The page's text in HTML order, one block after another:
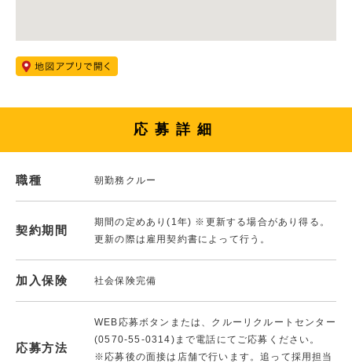
応募詳細
職種 朝勤務クルー
契約期間
期間の定めあり(1年) ※更新する場合があり得る。
更新の際は雇用契約書によって行う。
加入保険 社会保険完備
応募方法
WEB応募ボタンまたは、クルーリクルートセンター
(0570-55-0314)まで電話にてご応募ください。
※応募後の面接は店舗で行います。追って採用担当